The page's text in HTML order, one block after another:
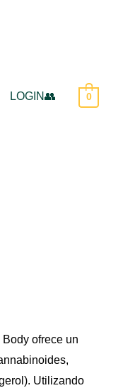
LOGIN👥 0
ofrece un
Utilizando